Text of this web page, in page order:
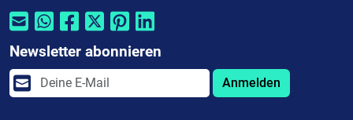
Newsletter abonnieren
Anmelden